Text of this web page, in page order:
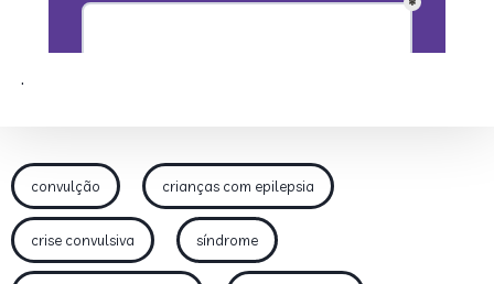
.
convulção crianças com epilepsia
crise convulsiva síndrome